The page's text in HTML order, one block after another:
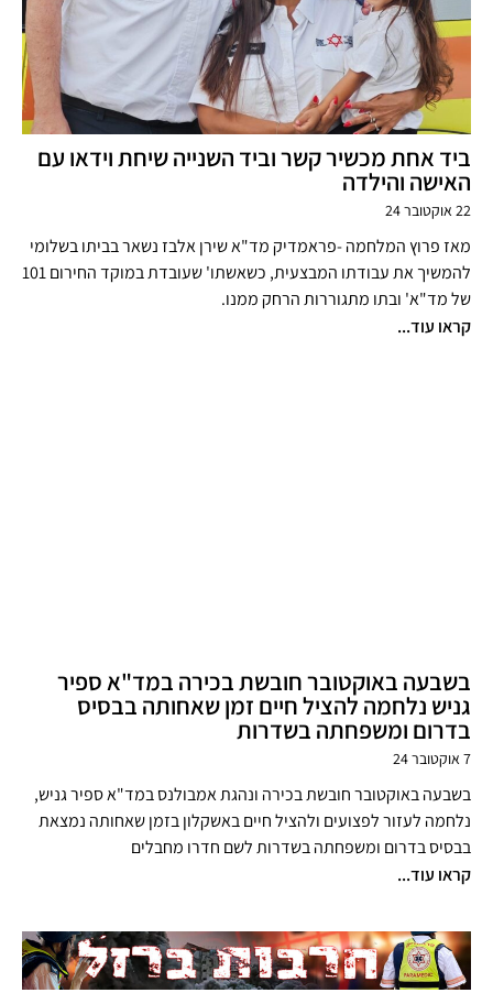
ביד אחת מכשיר קשר וביד השנייה שיחת וידאו עם
האישה והילדה
22 אוקטובר 24
מאז פרוץ המלחמה -פראמדיק מד"א שירן אלבז נשאר בביתו בשלומי
להמשיך את עבודתו המבצעית, כשאשתו' שעובדת במוקד החירום 101
של מד"א' ובתו מתגוררות הרחק ממנו.
קראו עוד...
בשבעה באוקטובר חובשת בכירה במד"א ספיר
גניש נלחמה להציל חיים זמן שאחותה בבסיס
בדרום ומשפחתה בשדרות
7 אוקטובר 24
בשבעה באוקטובר חובשת בכירה ונהגת אמבולנס במד"א ספיר גניש,
נלחמה לעזור לפצועים ולהציל חיים באשקלון בזמן שאחותה נמצאת
בבסיס בדרום ומשפחתה בשדרות לשם חדרו מחבלים
קראו עוד...